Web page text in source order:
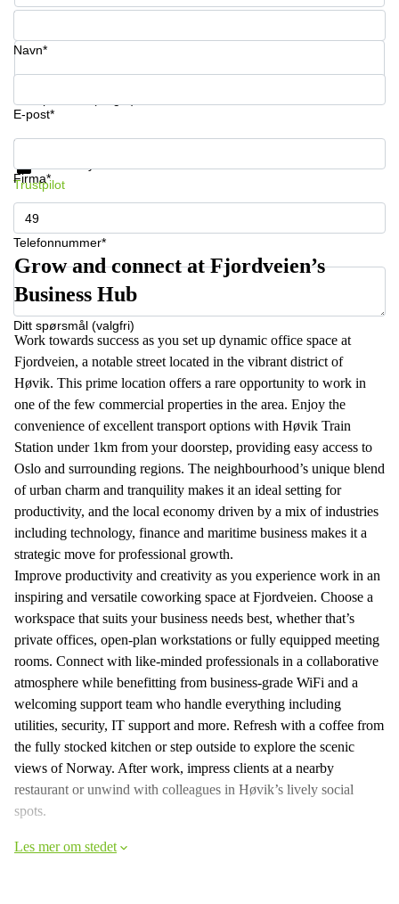
2 Eidsvoll
Telefonnummer*
Navn*
E-post*
Firma*
Telefonnummer*
Ditt spørsmål (valgfri)
Få informasjon og priser
Trustpilot
Grow and connect at Fjordveien’s
Business Hub
Work towards success as you set up dynamic office space at
Fjordveien, a notable street located in the vibrant district of
Høvik. This prime location offers a rare opportunity to work in
one of the few commercial properties in the area. Enjoy the
convenience of excellent transport options with Høvik Train
Station under 1km from your doorstep, providing easy access to
Oslo and surrounding regions. The neighbourhood’s unique blend
of urban charm and tranquility makes it an ideal setting for
productivity, and the local economy driven by a mix of industries
including technology, finance and maritime business makes it a
strategic move for professional growth.
Improve productivity and creativity as you experience work in an
inspiring and versatile coworking space at Fjordveien. Choose a
workspace that suits your business needs best, whether that’s
private offices, open-plan workstations or fully equipped meeting
rooms. Connect with like-minded professionals in a collaborative
atmosphere while benefitting from business-grade WiFi and a
welcoming support team who handle everything including
utilities, security, IT support and more. Refresh with a coffee from
the fully stocked kitchen or step outside to explore the scenic
views of Norway. After work, impress clients at a nearby
restaurant or unwind with colleagues in Høvik’s lively social
spots.
Les mer om stedet